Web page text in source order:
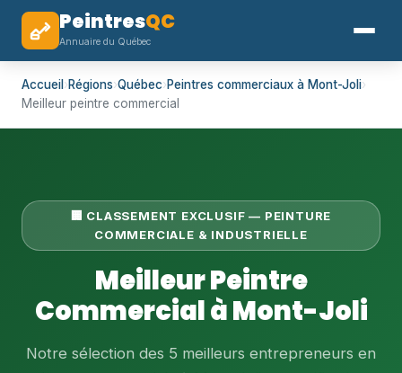
PeintresQC
Annuaire du Québec
Accueil ›Régions›Québec›Peintres commerciaux à Mont-Joli›
Meilleur peintre commercial
🏢 CLASSEMENT EXCLUSIF — PEINTURE
COMMERCIALE & INDUSTRIELLE
Meilleur Peintre
Commercial à Mont-Joli
Notre sélection des 5 meilleurs entrepreneurs en